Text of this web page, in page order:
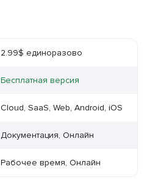
2.99$ единоразово
Бесплатная версия
Cloud, SaaS, Web, Android, iOS
Документация, Онлайн
Рабочее время, Онлайн